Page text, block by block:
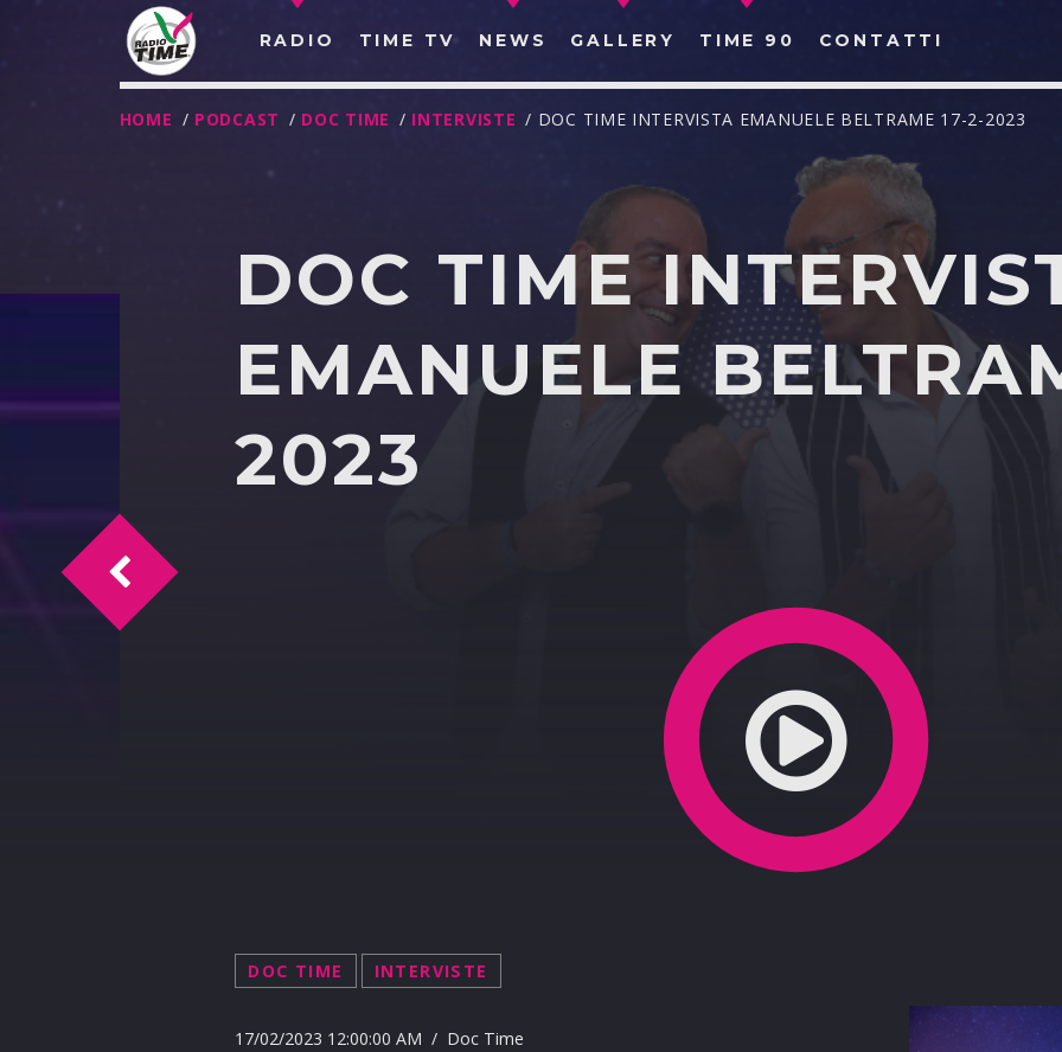
RADIO TIME TV NEWS GALLERY TIME 90 CONTATTI
CERCA NEL SITO WEB:
HOME / PODCAST / DOC TIME / INTERVISTE / DOC TIME INTERVISTA EMANUELE BELTRAME 17-2-2023
DOC TIME
EMANUELE
2023
DOC TIME INTERVISTE
17/02/2023 12:00:00 AM / Doc Time
Figli degli 80 18-2-2023